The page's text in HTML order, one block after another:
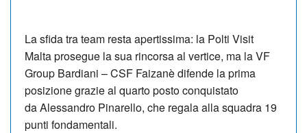
La sfida tra team resta apertissima: la Polti Visit
Malta prosegue la sua rincorsa al vertice, ma la VF
Group Bardiani – CSF Faizanè difende la prima
posizione grazie al quarto posto conquistato
da Alessandro Pinarello, che regala alla squadra 19
punti fondamentali.